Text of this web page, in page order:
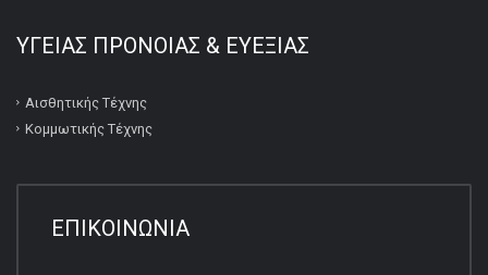
ΥΓΕΙΑΣ ΠΡΟΝΟΙΑΣ & ΕΥΕΞΙΑΣ
Αισθητικής Τέχνης
Κομμωτικής Τέχνης
ΕΠΙΚΟΙΝΩΝΙΑ